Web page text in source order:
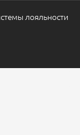
лояльности